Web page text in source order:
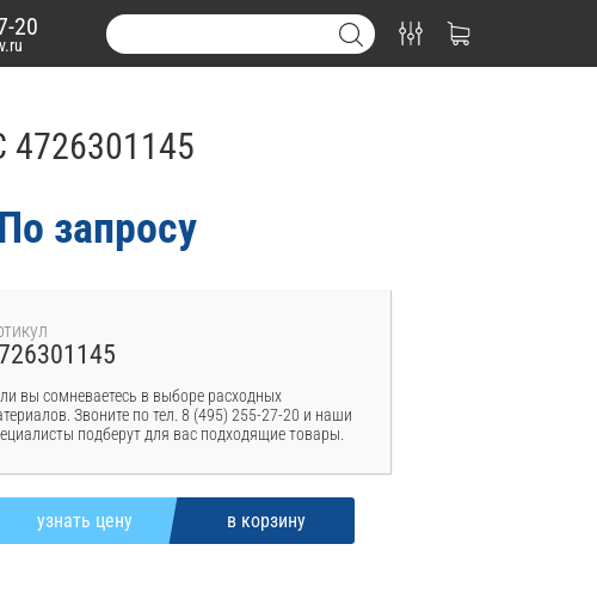
20
4726301145
По запросу
вы сомневаетесь в выборе расходных
Звоните по тел. 8 (495) 255-27-20 и наши
подберут для вас подходящие товары.